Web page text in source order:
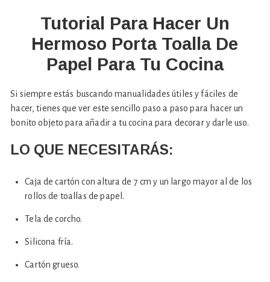
Tutorial Para Hacer Un
Hermoso Porta Toalla De
Papel Para Tu Cocina
Si siempre estás buscando manualidades útiles y fáciles de
hacer, tienes que ver este sencillo paso a paso para hacer un
bonito objeto para añadir a tu cocina para decorar y darle uso.
LO QUE NECESITARÁS:
Caja de cartón con altura de 7 cm y un largo mayor al de los
rollos de toallas de papel.
Tela de corcho.
Silicona fría.
Cartón grueso.